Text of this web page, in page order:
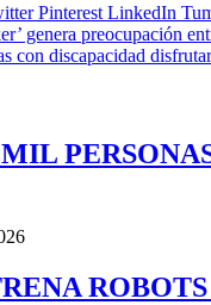
Pinterest LinkedIn
genera preocupación
con discapacidad